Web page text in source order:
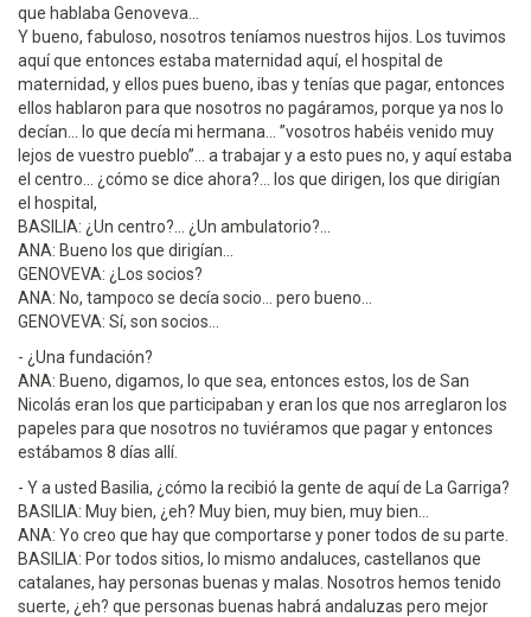
que hablaba Genoveva...
Y bueno, fabuloso, nosotros teníamos nuestros hijos. Los tuvimos
aquí que entonces estaba maternidad aquí, el hospital de
maternidad, y ellos pues bueno, ibas y tenías que pagar, entonces
ellos hablaron para que nosotros no pagáramos, porque ya nos lo
decían... lo que decía mi hermana... ”vosotros habéis venido muy
lejos de vuestro pueblo”... a trabajar y a esto pues no, y aquí estaba
el centro... ¿cómo se dice ahora?... los que dirigen, los que dirigían
el hospital,
BASILIA: ¿Un centro?... ¿Un ambulatorio?...
ANA: Bueno los que dirigían...
GENOVEVA: ¿Los socios?
ANA: No, tampoco se decía socio... pero bueno...
GENOVEVA: Sí, son socios...
- ¿Una fundación?
ANA: Bueno, digamos, lo que sea, entonces estos, los de San
Nicolás eran los que participaban y eran los que nos arreglaron los
papeles para que nosotros no tuviéramos que pagar y entonces
estábamos 8 días allí.
- Y a usted Basilia, ¿cómo la recibió la gente de aquí de La Garriga?
BASILIA: Muy bien, ¿eh? Muy bien, muy bien, muy bien...
ANA: Yo creo que hay que comportarse y poner todos de su parte.
BASILIA: Por todos sitios, lo mismo andaluces, castellanos que
catalanes, hay personas buenas y malas. Nosotros hemos tenido
suerte, ¿eh? que personas buenas habrá andaluzas pero mejor